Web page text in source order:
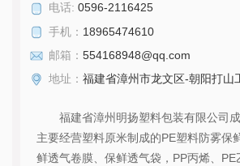
电话: 0596-2116425
手机： 18965474610
邮箱： 554168948@qq.com
地址： 福建省漳州市龙文区-朝阳打山
福建省漳州明扬塑料包装有限公司
主要经营塑料原米制成的PE塑料防雾保
鲜透气卷膜、保鲜透气袋，PP丙烯、